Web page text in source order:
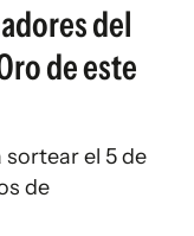
del
de este
sortear el 5 de
de